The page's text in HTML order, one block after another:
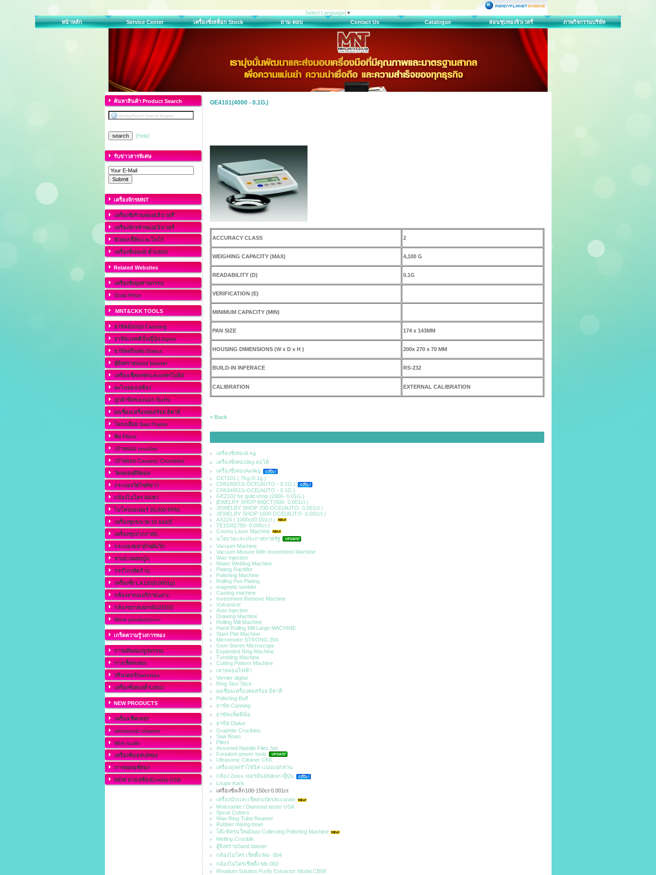
Select Language ▼
หน้าหลัก
Service Center เครื่องชั่งสต็อก Stock ถาม-ตอบ Contact Us Catalogue สอนชุบทองจิวเวลรี่ ภาพกิจกรรมบริษัท
ค้นหาสินค้า Product Search
[Help]
รับข่าวสารพิเศษ
เครื่องจักรMNT
เครื่องชั่งร้านทอง&จิวเวลรี่
เครื่องจักรทำทอง&จิวเวลรี่
ตัวตอกยี้ห้อเเละโลโก้
เครื่องชั่งทอง5 ต่ำแหน่ง
Related Websites
เครื่องชั่งอุตสาหกรรม
Gold Price
MNT&CKK TOOLS
ยาขัดอังกฤษ Canning
ยาขัดเเพทตินั่มญี่ปุ่นJapan
ยาขัดฝรั่งเศษ Dialux
ตู้ยิงทรายSand blaster
เครื่องเช็คเพชรเเละเพชรโมอีส
ตะไบซองเหลือง
ลูกผ้าขัดของนอก Buffs
ผงเชื่อมเครื่องทอสร้อย อิตาลี
โครงเลื่อย Saw Frame
คีม Pliers
เบ้าหลอม cruciles
เบ้าหลอม Caramic Crucibles
วัดพลอยดิจิตอล
กระบองวัดไซค์ขาว
กล้องไมโคร 40เท่า
ไมโครมอเตอร์ 35,000 RPM.
เครื่องชุบขนาด 10 แอมป์
เครื่องชุบปากกาRL
กระบองขยายไซค์แว็ก
ชามยางผสมปูน
กรรไกรตัดก้าน
เครื่องชั่ง LA120(0.0001g)
กล้องจากอเมริกาKarl's
กล้องขยายเยอรมันZEISS
More products>>>
เกร็ดความรู้วงการทอง
การผลิตทองรูปพรรณ
การเช็ค%ทอง
ปรินเตอร์Sartorius
เครื่องชั่งสองต่ำเเหน่ง
NEW PRODUCTS
เครื่องเช็คเพชร
ultrasonic cleaner
Mini scale
เครื่องชั่งเอสเส่ทอง
การต่อจอที่สอง
NEW ยางเหลืองGredia-USA
GE4101(4000 - 0.1G.)
ACCURACY CLASS 2
WEIGHING CAPACITY (MAX) 4,100 G
READABILITY (D) 0.1G
VERIFICATION (E)
MINIMUM CAPACITY (MIN)
PAN SIZE 174 x 143MM
HOUSING DIMENSIONS (W x D x H ) 200x 270 x 70 MM
BUILD-IN INFERACE RS-232
CALIBRATION EXTERNAL CALIBRATION
« Back
เครื่องชั่งทอง6 kg
เครื่องชั่งทอง3kg ออโต้
เครื่องชั่งทองAx4kg
GE7101 ( 7kg./0.1g.)
CPA16001S-OCE(AUTO - 0.1G.)
CPA34001S-OCE(AUTO - 0.1G.)
GE2102 for gold shop (2000- 0.01G.)
jEWELRY SHOP 600CT(600- 0.001ct.)
JEWELRY SHOP 700-OCE(AUTO- 0.001ct.)
JEWELRY SHOP 1600-OCE(AUTO- 0.001ct.)
AX224 ( 1000ct/0.001ct )
TE1535(750- 0.005ct.)
Cosmo Laser Machine
นโยบายเเละประกาศภาครัฐ
Vacuum Machine
Vacuum Mixture With Investment Machine
Wax Injection
Water Welding Machine
Plating Ractifier
Polishing Machine
Rolling Pen Plating
magnetic tumbler
Casting machine
Investment Remove Machine
Vulcanizer
Auto Injection
Drawing Machine
Rolling Mill Machine
Hand Rolling Mill Large MACHINE
Stam Plat Machine
Micromotor STRONG 204
Gem Stereo Microscope
Expanded Ring Machine
Tumbling Machine
Cutting Pattern Machine
เตาหลอมไฟฟ้า
Vernier digital
Ring Size Stick
ผงเชื่อมเครื่องทอสร้อย อิตาลี
Polishing Buff
ยาขัด Canning
ยาขัดแพ็ตตินั่ม
ยาขัด Dialux
Graphite Crucibles
Saw Bows
Pliers
Assorted Needle Files Set
Foredom power tools
Ultrasonic Cleaner CKK
เครื่องอุลตร้าโซนิค เเบบเเยกส่วน
กล้อง Zeiss เยอรมัน&Nikon ญี่ปุ่น
Loupe Karls
เครื่องชั่งเล็ก100-150ct-0.001ct
เครื่องนับเเละเช็คธนบัตรAccurate
Moissanite / Diamond tester USA
Sprue Cutters
Wax Ring Tube Reamer
Rubber mixing bowl
โต๊ะขัดรุ่นใหม่Dust Collecting Polishing Machine
Melting Crucible
ตู้ยิงทรายSand blaster
กล้องไมโคร เซ็ทติ้ง Ms- 004
กล้องไมโครเซ็ทติ้ง Ms-002
Rhodium Solution Purify Extractor Model CB99